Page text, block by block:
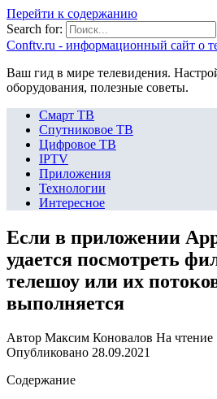
Перейти к содержанию
Search for:
Сonftv.ru - информационный сайт о
Ваш гид в мире телевидения.
оборудования, полезные советы.
Смарт ТВ
Спутниковое ТВ
Цифровое ТВ
IPTV
Приложения
Технологии
Интересное
Если в приложении
удается посмотреть
телешоу или их
выполняется
Автор Максим Коновалов На чтение
Опубликовано 28.09.2021
Содержание